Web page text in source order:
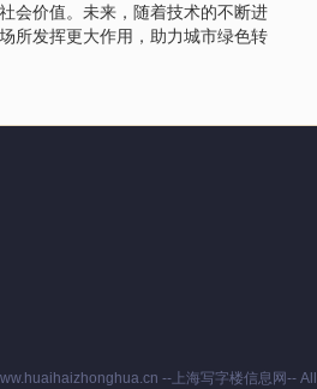
会价值。未来，随着技术的不断进
所发挥更大作用，助力城市绿色转
--上海写字楼信息网-- All